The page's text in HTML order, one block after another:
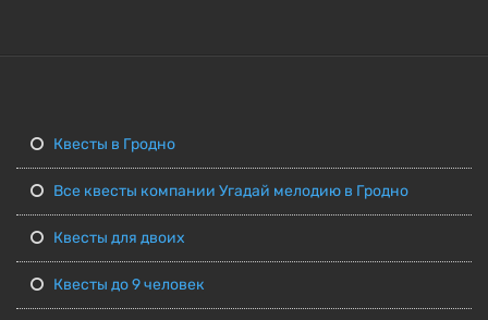
Квесты в Гродно
Все квесты компании Угадай мелодию в Гродно
Квесты для двоих
Квесты до 9 человек